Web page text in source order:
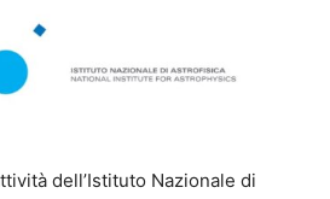
dell’Istituto Nazionale di